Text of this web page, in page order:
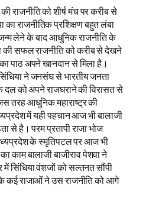
राजनीति को शीर्ष मंच पर करीब से
का राजनीतिक प्रशिक्षण बहुत लंबा
लेने के बाद आधुनिक राजनीति के
की सफल राजनीति को करीब से देखने
पाठ अपने खानदान से मिला है।
ने जनसंघ से भारतीय जनता
दल को अपने राजघराने की विरासत से
तरह आधुनिक महाराष्ट्र की
में यही पहचान आज भी बालाजी
से है। परम प्रतापी राजा भोज
के स्मृतिपटल पर आज भी
काम बालाजी बाजीराव पेशवा ने
में सिंधिया वंशजों को सल्तनत सौंपी
कई राजाओं ने उस राजनीति को आगे